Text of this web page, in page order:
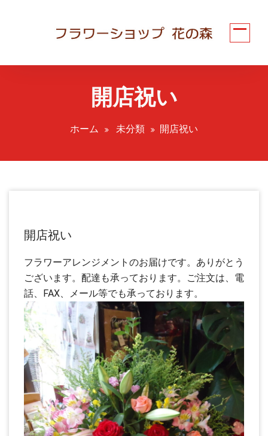
ツ
開店祝い
ホーム 未分類 開店祝い
開店祝い
フラワーアレンジメントのお届けです。ありがとう
ございます。配達も承っております。ご注文は、電
話、FAX、メール等でも承っております。